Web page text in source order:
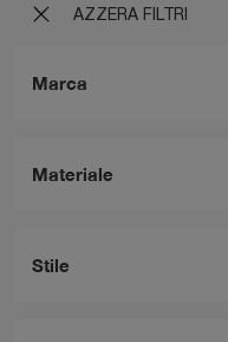
AZZERA FILTRI
Marca
Materiale
Stile